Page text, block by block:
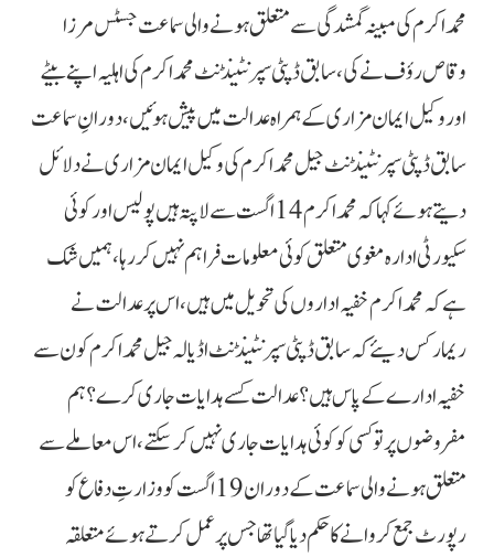
محمد اکرم کی مبینہ گمشدگی سے متعلق ہونے والی سماعت جسٹس مرزا
وقاص رؤف نے کی، سابق ڈپٹی سپرنٹینڈنٹ محمد اکرم کی اہلیہ اپنے بیٹے
اور وکیل ایمان مزاری کے ہمراہ عدالت میں پیش ہوئیں، دورانِ سماعت
سابق ڈپٹی سپرنٹینڈنٹ جیل محمد اکرم کی وکیل ایمان مزاری نے دلائل
دیتے ہوئے کہا کہ محمد اکرم 14 اگست سے لاپتہ ہیں پولیس اور کوئی
سکیورٹی ادارہ مغوی متعلق کوئی معلومات فراہم نہیں کررہا، ہمیں شک
ہے کہ محمد اکرم خفیہ اداروں کی تحویل میں ہیں، اس پر عدالت نے
ریمارکس دیئے کہ سابق ڈپٹی سپرنٹینڈنٹ اڈیالہ جیل محمد اکرم کون سے
خفیہ ادارے کے پاس ہیں؟ عدالت کسے ہدایات جاری کرے؟ ہم
مفروضوں پر تو کسی کو کوئی ہدایات جاری نہیں کرسکتے، اس معاملے سے
متعلق ہونے والی سماعت کے دوران 19 اگست کو وزارتِ دفاع کو
رپورٹ جمع کروانے کا حکم دیا گیا تھا جس پر عمل کرتے ہوئے متعلقہ